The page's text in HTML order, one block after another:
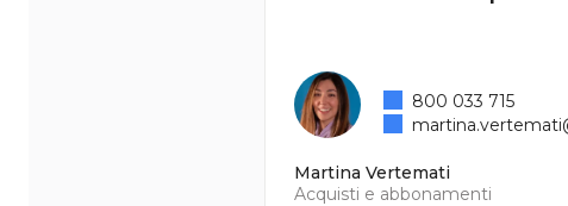
Martina Vertemati
Acquisti e abbonamenti
800 033 715